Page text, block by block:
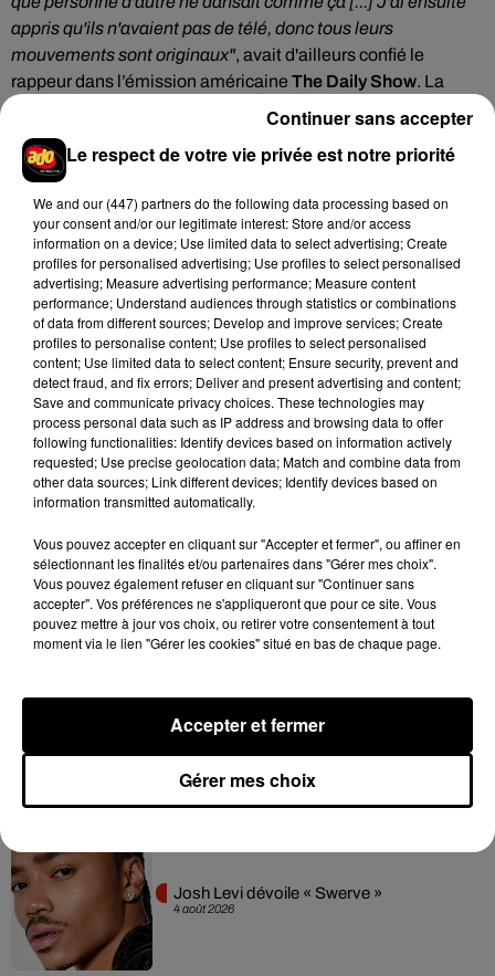
appris qu'ils n'avaient pas de télé, donc tous leurs
mouvements sont originaux", avait d'ailleurs confié le
rappeur dans l’émission américaine The Daily Show. La
vidéo de son clip comptabilise aujourd'hui plus de
1 456 912 426 vues sur YouTube.
Cet élément est masqué compte-tenu du refus du
dépôt de cookies que vous avez exprimé. Si vous
souhaitez l'afficher, merci de nous donner votre accord
en cliquant sur le bouton ci-dessous.
Afficher l'élément
Hip-Hop News
6 août 2026
Franglish et Keblack dévoilent une
session live surprise
5 août 2026
Après le film, bientôt une docu-série sur
le père de Michael Jackson
4 août 2026
Josh Levi dévoile « Swerve »
Le respect de votre vie privée est notre priorité
We and our (447) partnersdo the following data processing based on
your consent and/or our legitimate interest: Store and/or access
information on a device; Use limited data to select advertising; Create
profiles for personalised advertising; Use profiles to select personalised
advertising; Measure advertising performance; Measure content
performance; Understand audiences through statistics or combinations
of data from different sources; Develop and improve services; Create
profiles to personalise content; Use profiles to select personalised
content; Use limited data to select content; Ensure security, prevent and
detect fraud, and fix errors; Deliver and present advertising and content;
Save and communicate privacy choices. These technologies may
process personal data such as IP address and browsing data to offer
following functionalities: Identify devices based on information actively
requested; Use precise geolocation data; Match and combine data from
other data sources; Link different devices; Identify devices based on
information transmitted automatically.
Vous pouvez accepter en cliquant sur "Accepter et fermer", ou affiner en
sélectionnant les finalités et/ou partenaires dans "Gérer mes choix".
Vous pouvez également refuser en cliquant sur "Continuer sans
accepter". Vos préférences ne s'appliqueront que pour ce site. Vous
pouvez mettre à jour vos choix, ou retirer votre consentement à tout
moment via le lien "Gérer les cookies" situé en bas de chaque page.
Gérer mes choix
Accepter et fermer
Continuer sans accepter